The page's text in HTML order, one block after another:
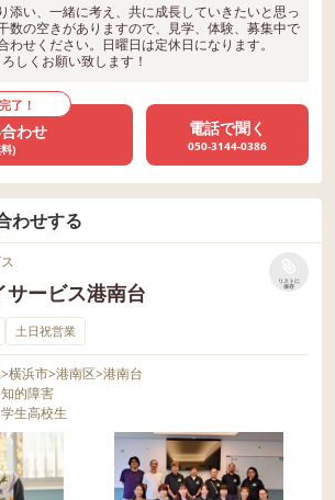
添い、一緒に考え、共に成長していきたいと思っ
数の空きがありますので、見学、体験、募集中で
わせください。日曜日は定休日になります。
しくお願い致します！
了！
わせ
)
電話で聞く
050-3144-0386
わせする
サービス港南台
リストに
保存
土日祝営業
>横浜市>港南区>港南台
知的障害
生高校生